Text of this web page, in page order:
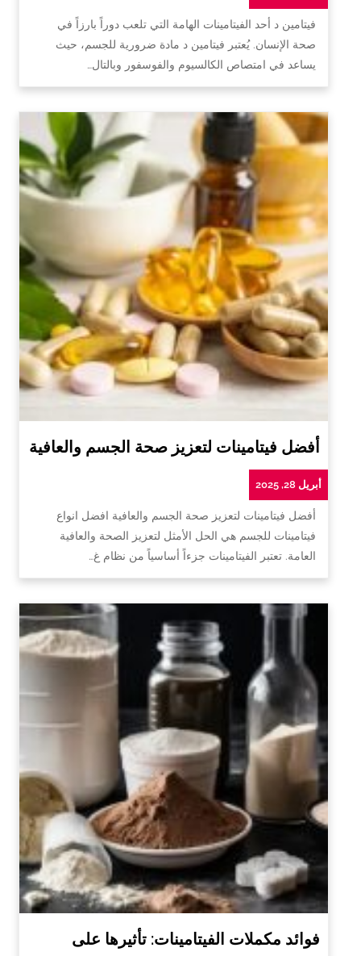
فيتامين د أحد الفيتامينات الهامة التي تلعب دوراً بارزاً في
صحة الإنسان. يُعتبر فيتامين د مادة ضرورية للجسم، حيث
يساعد في امتصاص الكالسيوم والفوسفور وبالتال…
أفضل فيتامينات لتعزيز صحة الجسم والعافية
أبريل 28, 2025
أفضل فيتامينات لتعزيز صحة الجسم والعافية افضل انواع
فيتامينات للجسم هي الحل الأمثل لتعزيز الصحة والعافية
العامة. تعتبر الفيتامينات جزءاً أساسياً من نظام غ…
فوائد مكملات الفيتامينات: تأثيرها على